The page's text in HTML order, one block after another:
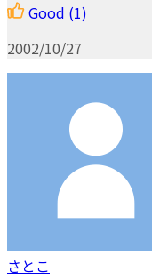
Good (1)
2002/10/27
さとこ